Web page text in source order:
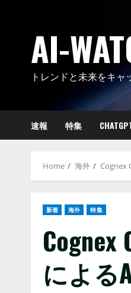
AI-
トレンドと未来をキャ
速報 特集
Home 海外 Cognex
新着 海外 特集
による